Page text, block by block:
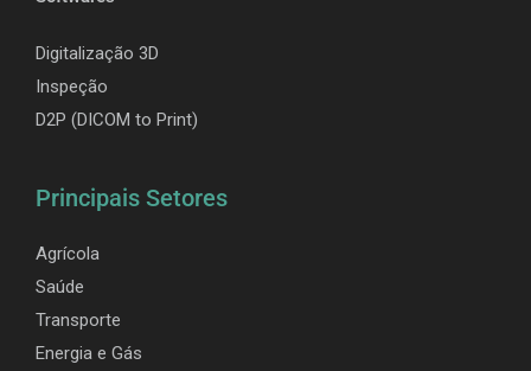
Digitalização 3D
Inspeção
D2P (DICOM to Print)
Principais Setores
Agrícola
Saúde
Transporte
Energia e Gás